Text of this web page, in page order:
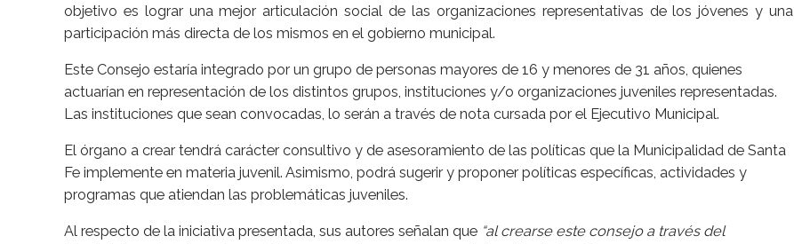
objetivo es lograr una mejor articulación social de las organizaciones representativas de los jóvenes y una
participación más directa de los mismos en el gobierno municipal.
Este Consejo estaría integrado por un grupo de personas mayores de 16 y menores de 31 años, quienes
actuarían en representación de los distintos grupos, instituciones y/o organizaciones juveniles representadas.
Las instituciones que sean convocadas, lo serán a través de nota cursada por el Ejecutivo Municipal.
El órgano a crear tendrá carácter consultivo y de asesoramiento de las políticas que la Municipalidad de Santa
Fe implemente en materia juvenil. Asimismo, podrá sugerir y proponer políticas específicas, actividades y
programas que atiendan las problemáticas juveniles.
Al respecto de la iniciativa presentada, sus autores señalan que “al crearse este consejo a través del